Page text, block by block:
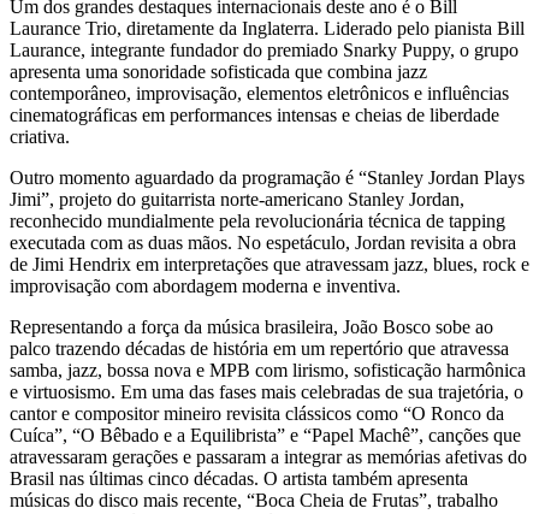
Um dos grandes destaques internacionais deste ano é o Bill
Laurance Trio, diretamente da Inglaterra. Liderado pelo pianista Bill
Laurance, integrante fundador do premiado Snarky Puppy, o grupo
apresenta uma sonoridade sofisticada que combina jazz
contemporâneo, improvisação, elementos eletrônicos e influências
cinematográficas em performances intensas e cheias de liberdade
criativa.
Outro momento aguardado da programação é “Stanley Jordan Plays
Jimi”, projeto do guitarrista norte-americano Stanley Jordan,
reconhecido mundialmente pela revolucionária técnica de tapping
executada com as duas mãos. No espetáculo, Jordan revisita a obra
de Jimi Hendrix em interpretações que atravessam jazz, blues, rock e
improvisação com abordagem moderna e inventiva.
Representando a força da música brasileira, João Bosco sobe ao
palco trazendo décadas de história em um repertório que atravessa
samba, jazz, bossa nova e MPB com lirismo, sofisticação harmônica
e virtuosismo. Em uma das fases mais celebradas de sua trajetória, o
cantor e compositor mineiro revisita clássicos como “O Ronco da
Cuíca”, “O Bêbado e a Equilibrista” e “Papel Machê”, canções que
atravessaram gerações e passaram a integrar as memórias afetivas do
Brasil nas últimas cinco décadas. O artista também apresenta
músicas do disco mais recente, “Boca Cheia de Frutas”, trabalho